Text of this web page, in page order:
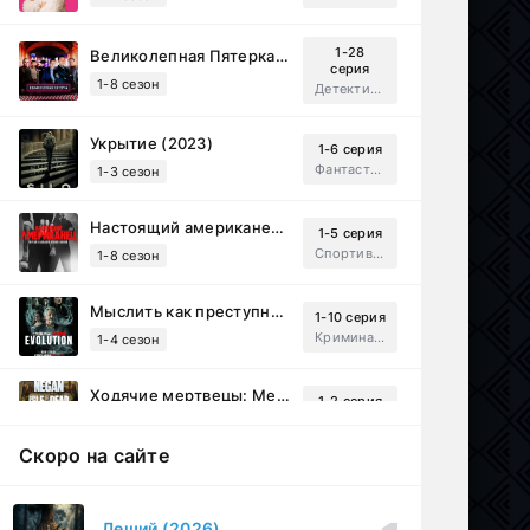
Великолепная Пятерка (2019)
1-8 сезон
1-28
серия
Детектив, Русский
Укрытие (2023)
1-3 сезон
1-6 серия
Фантастика, Триллер, Драма
Настоящий американец / Всеамериканский (2018)
1-8 сезон
1-5 серия
Спортивный, Зарубежный, Драма
Мыслить как преступник: Эволюция (2022)
1-4 сезон
1-10 серия
Криминал, Детектив, Триллер, Драма
Ходячие мертвецы: Мертвый город (2023)
1-2 серия
Скоро на сайте